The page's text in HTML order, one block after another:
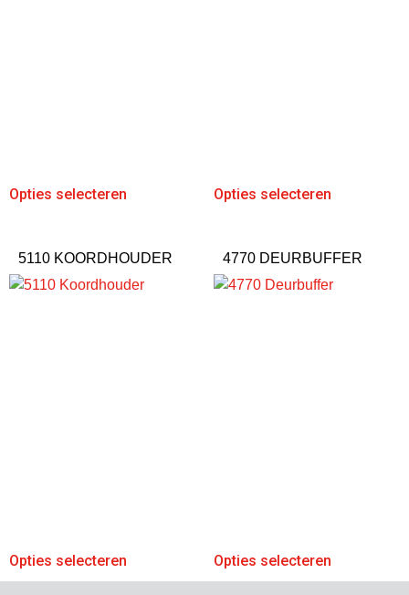
Opties selecteren Opties selecteren
5110 KOORDHOUDER
Opties selecteren
4770 DEURBUFFER
Opties selecteren